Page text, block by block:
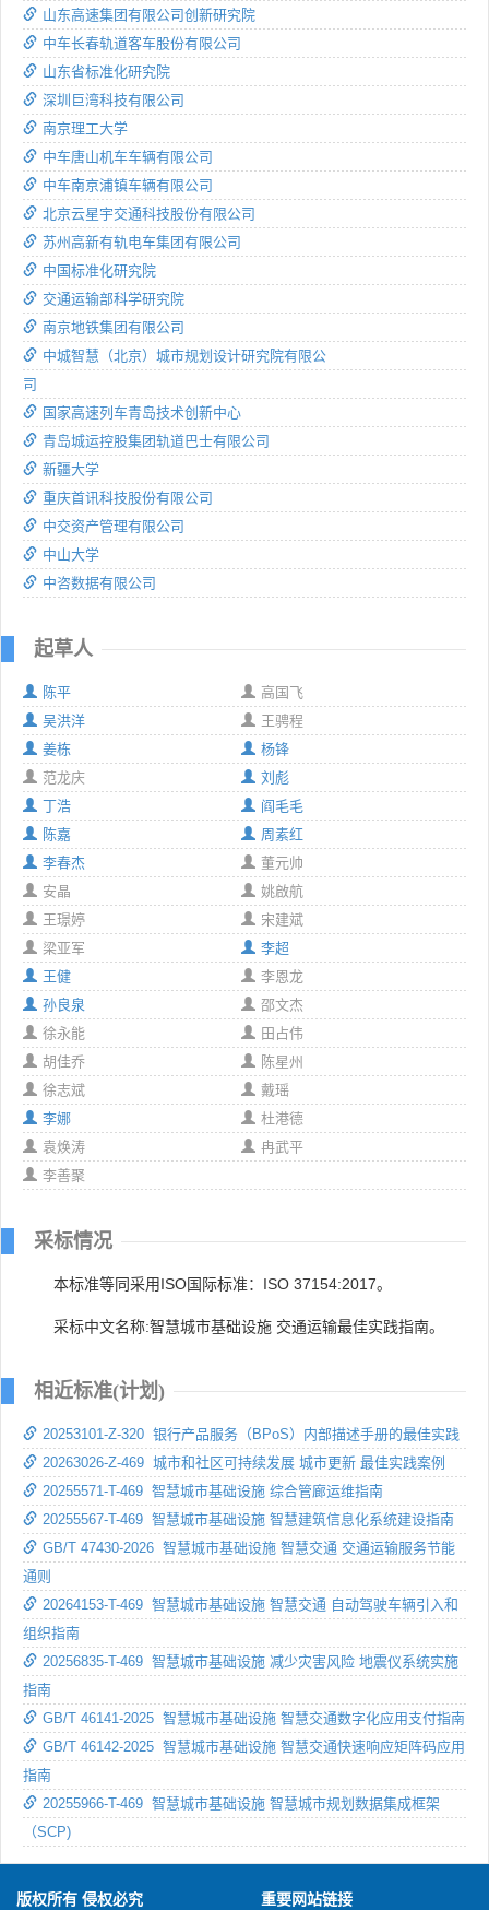
山东高速集团有限公司创新研究院
中车长春轨道客车股份有限公司
山东省标准化研究院
深圳巨湾科技有限公司
南京理工大学
中车唐山机车车辆有限公司
中车南京浦镇车辆有限公司
北京云星宇交通科技股份有限公司
苏州高新有轨电车集团有限公司
中国标准化研究院
交通运输部科学研究院
南京地铁集团有限公司
中城智慧（北京）城市规划设计研究院有限公
司
国家高速列车青岛技术创新中心
青岛城运控股集团轨道巴士有限公司
新疆大学
重庆首讯科技股份有限公司
中交资产管理有限公司
中山大学
中咨数据有限公司
起草人
陈平
高国飞
吴洪洋
王骋程
姜栋
杨锋
范龙庆
刘彪
丁浩
阎毛毛
陈嘉
周素红
李春杰
董元帅
安晶
姚啟航
王璟婷
宋建斌
梁亚军
李超
王健
李恩龙
孙良泉
邵文杰
徐永能
田占伟
胡佳乔
陈星州
徐志斌
戴瑶
李娜
杜港德
袁焕涛
冉武平
李善聚
采标情况
本标准等同采用ISO国际标准：ISO 37154:2017。
采标中文名称:智慧城市基础设施 交通运输最佳实践指南。
相近标准(计划)
20253101-Z-320 银行产品服务（BPoS）内部描述手册的最佳实践
20263026-Z-469 城市和社区可持续发展 城市更新 最佳实践案例
20255571-T-469 智慧城市基础设施 综合管廊运维指南
20255567-T-469 智慧城市基础设施 智慧建筑信息化系统建设指南
GB/T 47430-2026 智慧城市基础设施 智慧交通 交通运输服务节能
通则
20264153-T-469 智慧城市基础设施 智慧交通 自动驾驶车辆引入和
组织指南
20256835-T-469 智慧城市基础设施 减少灾害风险 地震仪系统实施
指南
GB/T 46141-2025 智慧城市基础设施 智慧交通数字化应用支付指南
GB/T 46142-2025 智慧城市基础设施 智慧交通快速响应矩阵码应用
指南
20255966-T-469 智慧城市基础设施 智慧城市规划数据集成框架
（SCP)
版权所有 侵权必究 重要网站链接